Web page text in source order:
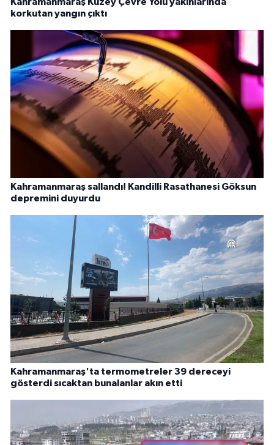
korkutan yangın çıktı
Kahramanmaraş sallandı! Kandilli Rasathanesi Göksun
depremini duyurdu
Kahramanmaraş'ta termometreler 39 dereceyi
gösterdi sıcaktan bunalanlar akın etti